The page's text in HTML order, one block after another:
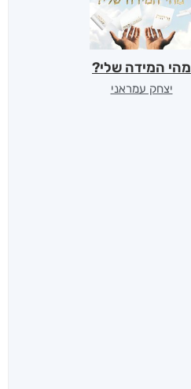
מהי המידה שלי?
יצחק עמראני